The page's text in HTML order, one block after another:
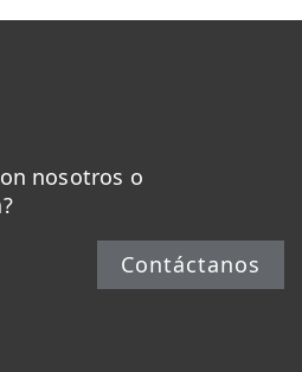
nosotros o
Contáctanos